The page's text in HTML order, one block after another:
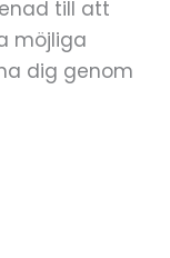
till att
möjliga
dig genom